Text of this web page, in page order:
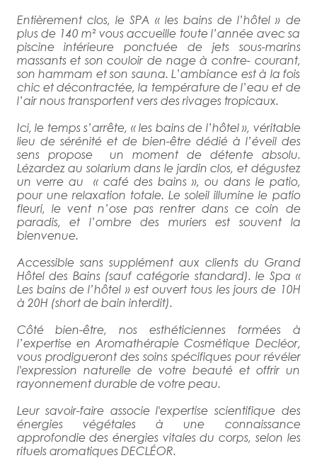
Entièrement clos, le SPA « les bains de l’hôtel » de
plus de 140 m² vous accueille toute l’année avec sa
piscine intérieure ponctuée de jets sous-marins
massants et son couloir de nage à contre- courant,
son hammam et son sauna. L’ambiance est à la fois
chic et décontractée, la température de l’eau et de
l’air nous transportent vers des rivages tropicaux.
Ici, le temps s’arrête, « les bains de l’hôtel », véritable
lieu de sérénité et de bien-être dédié à l’éveil des
sens propose un moment de détente absolu.
Lézardez au solarium dans le jardin clos, et dégustez
un verre au « café des bains », ou dans le patio,
pour une relaxation totale. Le soleil illumine le patio
fleuri, le vent n’ose pas rentrer dans ce coin de
paradis, et l’ombre des muriers est souvent la
bienvenue.
Accessible sans supplément aux clients du Grand
Hôtel des Bains (sauf catégorie standard). le Spa «
Les bains de l’hôtel » est ouvert tous les jours de 10H
à 20H (short de bain interdit).
Côté bien-être, nos esthéticiennes formées à
l’expertise en Aromathérapie Cosmétique Decléor,
vous prodigueront des soins spécifiques pour révéler
l'expression naturelle de votre beauté et offrir un
rayonnement durable de votre peau.
Leur savoir-faire associe l'expertise scientifique des
énergies végétales à une connaissance
approfondie des énergies vitales du corps, selon les
rituels aromatiques DECLÉOR.